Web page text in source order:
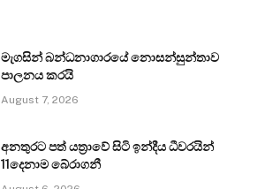
මැගසින් බන්ධනාගාරයේ නොසන්සුන්තාව
පාලනය කරයි
August 7, 2026
අනතුරට පත් යත්‍රාවේ සිටි ඉන්දීය ධීවරයින්
11දෙනාම බේරාගනී